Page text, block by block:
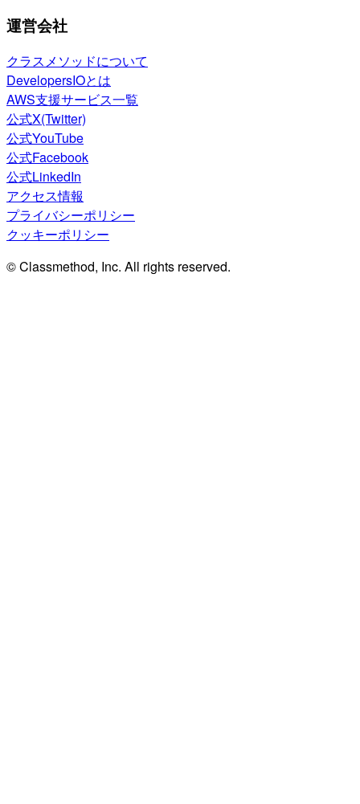
運営会社
クラスメソッドについて
DevelopersIOとは
AWS支援サービス一覧
公式X(Twitter)
公式YouTube
公式Facebook
公式LinkedIn
アクセス情報
プライバシーポリシー
クッキーポリシー
© Classmethod, Inc. All rights reserved.